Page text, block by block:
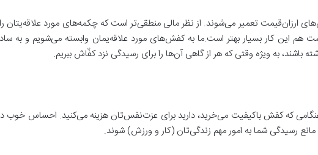
تعمیر می‌شوند. از نظر مالی منطقی‌تر است که چکمه‌های مورد علاقه‌یتان
این کار بسیار بهتر است.ما به کفش‌های مورد علاقه‌یمان وابسته می‌شویم و به
به ویژه وقتی که هر از گاهی آن‌ها را برای رسیدگی نزد کفّاش ببریم.
که کفش باکیفیت می‌خرید، دارید برای عزت‌نفس‌تان هزینه می‌کنید. احساس خوب
رسیدگی شما به امور مهم زندگی‌تان (کار و ورزش) شوند.